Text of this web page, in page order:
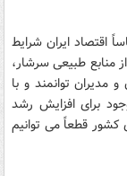
اقتصاد ایران شرایط
از منابع طبیعی سرشار،
توانمند و با
برای افزایش رشد
کشور قطعاً می توانیم